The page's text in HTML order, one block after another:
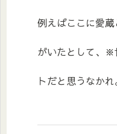
例えばここに愛
がいたとして、※
トだと思うなか